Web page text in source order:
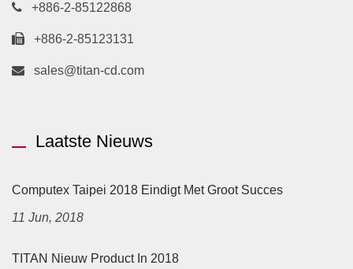
+886-2-85122868
+886-2-85123131
sales@titan-cd.com
Laatste Nieuws
Computex Taipei 2018 Eindigt Met Groot Succes
11 Jun, 2018
TITAN Nieuw Product In 2018